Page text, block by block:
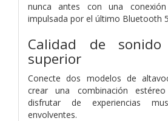
nunca antes con una
impulsada por el último Bluetooth
Calidad de sonido
superior
Conecte dos modelos de
crear una combinación
disfrutar de experiencias
envolventes.